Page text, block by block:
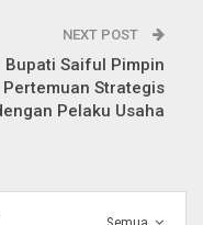
NEXT POST
Bupati Saiful Pimpin
Pertemuan Strategis
Pelaku Usaha